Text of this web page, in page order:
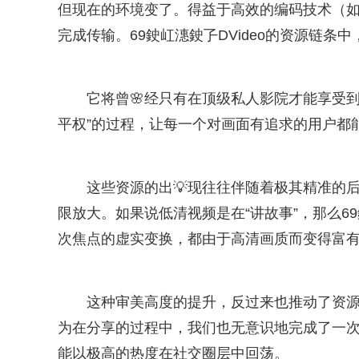
但现在的环境变了。得益于高效的编码技术（
完成传输。69鉂屸潓鉂孒DVideo的资源链条
它将曾🌸经只有在顶级私人影院才能享受
平权”的过程，让每一个对画面有追求的用户
这些资源的出💡现往往伴随着极其精准的
限放大。如果说低清视频是在“讲故事”，那么
次焦点的虚实变换，都由于高清画质而变得富
这种审美高度的提升，反过来也推动了资
为在分享的过程中，我们也无意识地完成了一
能以极高的热度在社交圈层中回荡。